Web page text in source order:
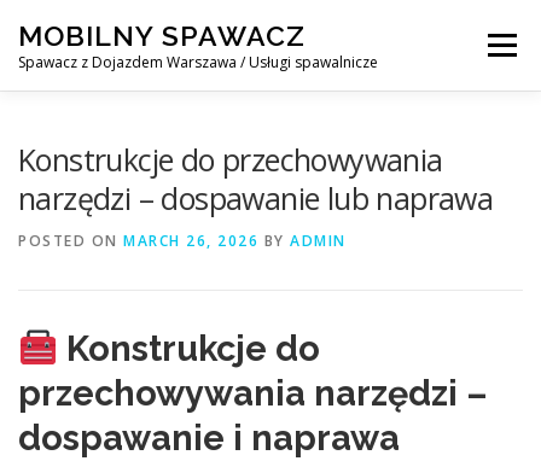
content
MOBILNY SPAWACZ
Spawacz z Dojazdem Warszawa / Usługi spawalnicze
Menu
Konstrukcje do przechowywania
narzędzi – dospawanie lub naprawa
POSTED ON MARCH 26, 2026 BY ADMIN
Konstrukcje do
przechowywania narzędzi –
dospawanie i naprawa